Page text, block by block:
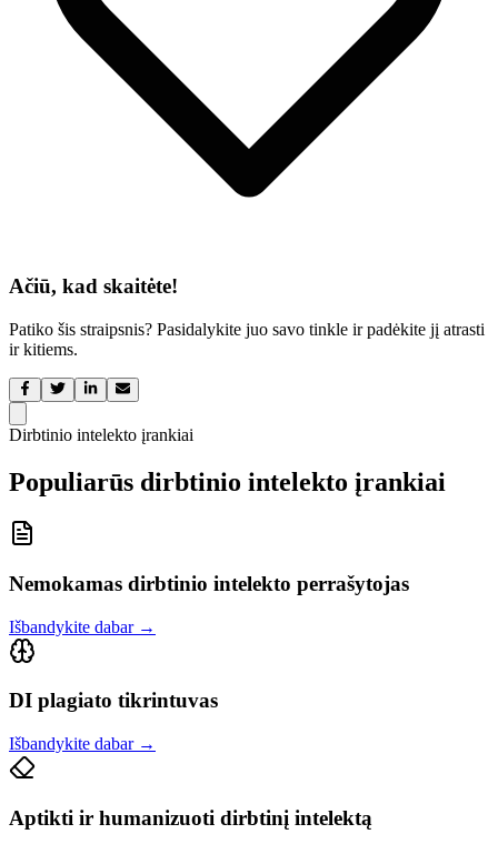
Ačiū, kad skaitėte!
Patiko šis straipsnis? Pasidalykite juo savo tinkle ir padėkite jį atrasti
ir kitiems.
Dirbtinio intelekto įrankiai
Populiarūs dirbtinio intelekto įrankiai
Nemokamas dirbtinio intelekto perrašytojas
Išbandykite dabar →
DI plagiato tikrintuvas
Išbandykite dabar →
Aptikti ir humanizuoti dirbtinį intelektą